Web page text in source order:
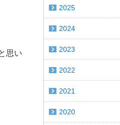
思い
2025
2024
2023
2022
2021
2020